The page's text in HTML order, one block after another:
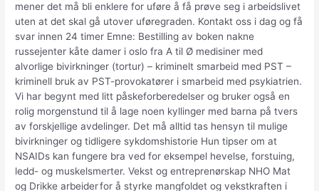
mener det må bli enklere for uføre å få prøve seg i arbeidslivet
uten at det skal gå utover uføregraden. Kontakt oss i dag og få
svar innen 24 timer Emne: Bestilling av boken nakne
russejenter kåte damer i oslo fra A til Ø medisiner med
alvorlige bivirkninger (tortur) – kriminelt smarbeid med PST –
kriminell bruk av PST-provokatører i smarbeid med psykiatrien.
Vi har begynt med litt påskeforberedelser og bruker også en
rolig morgenstund til å lage noen kyllinger med barna på tvers
av forskjellige avdelinger. Det må alltid tas hensyn til mulige
bivirkninger og tidligere sykdomshistorie Hun tipser om at
NSAIDs kan fungere bra ved for eksempel hevelse, forstuing,
ledd- og muskelsmerter. Vekst og entreprenørskap NHO Mat
og Drikke arbeider for å styrke mangfoldet og vekstkraften i